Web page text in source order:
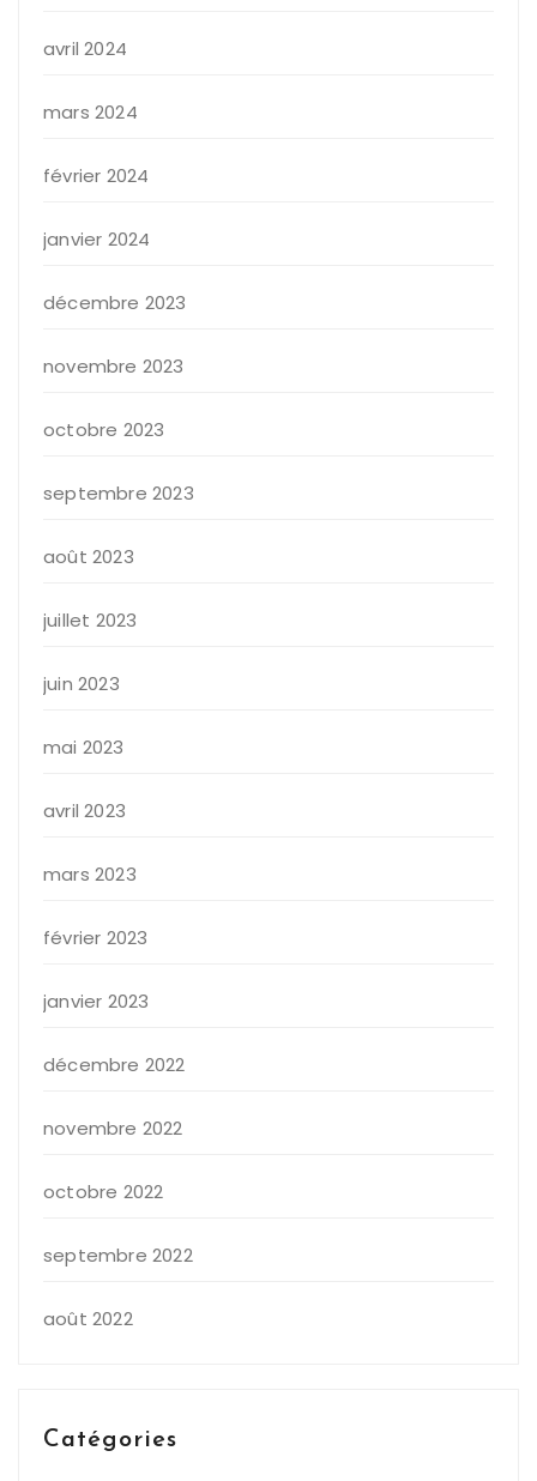
avril 2024
mars 2024
février 2024
janvier 2024
décembre 2023
novembre 2023
octobre 2023
septembre 2023
août 2023
juillet 2023
juin 2023
mai 2023
avril 2023
mars 2023
février 2023
janvier 2023
décembre 2022
novembre 2022
octobre 2022
septembre 2022
août 2022
Catégories